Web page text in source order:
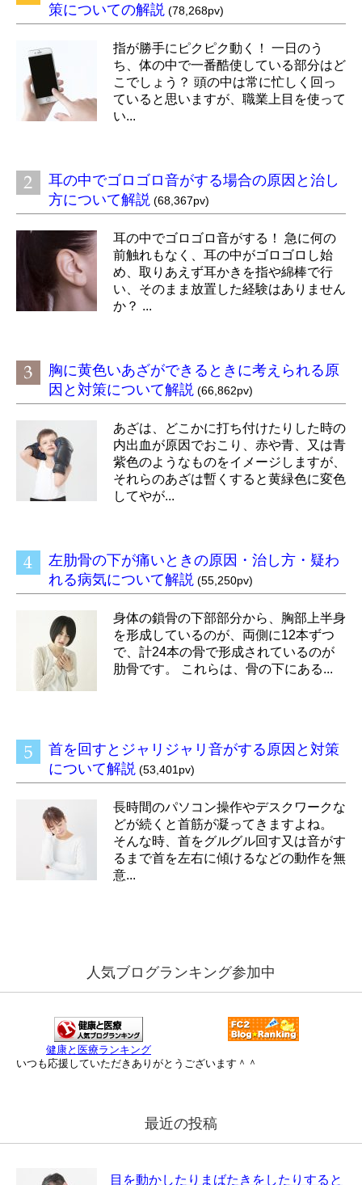
策についての解説 (78,268pv)
指が勝手にピクピク動く！ 一日のう
ち、体の中で一番酷使している部分はど
こでしょう？ 頭の中は常に忙しく回っ
ていると思いますが、職業上目を使って
い...
耳の中でゴロゴロ音がする場合の原因と治し
方について解説 (68,367pv)
耳の中でゴロゴロ音がする！ 急に何の
前触れもなく、耳の中がゴロゴロし始
め、取りあえず耳かきを指や綿棒で行
い、そのまま放置した経験はありません
か？ ...
胸に黄色いあざができるときに考えられる原
因と対策について解説 (66,862pv)
あざは、どこかに打ち付けたりした時の
内出血が原因でおこり、赤や青、又は青
紫色のようなものをイメージしますが、
それらのあざは暫くすると黄緑色に変色
してやが...
左肋骨の下が痛いときの原因・治し方・疑わ
れる病気について解説 (55,250pv)
身体の鎖骨の下部部分から、胸部上半身
を形成しているのが、両側に12本ずつ
で、計24本の骨で形成されているのが
肋骨です。 これらは、骨の下にある...
首を回すとジャリジャリ音がする原因と対策
について解説 (53,401pv)
長時間のパソコン操作やデスクワークな
どが続くと首筋が凝ってきますよね。
そんな時、首をグルグル回す又は音がす
るまで首を左右に傾けるなどの動作を無
意...
人気ブログランキング参加中
健康と医療ランキング
いつも応援していただきありがとうございます＾＾
最近の投稿
目を動かしたりまばたきをしたりすると